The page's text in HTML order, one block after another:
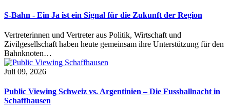
S-Bahn - Ein Ja ist ein Signal für die Zukunft der Region
Vertreterinnen und Vertreter aus Politik, Wirtschaft und
Zivilgesellschaft haben heute gemeinsam ihre Unterstützung für den
Bahnknoten…
Juli 09, 2026
Public Viewing Schweiz vs. Argentinien – Die Fussballnacht in
Schaffhausen